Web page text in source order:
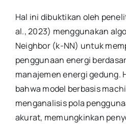
Hal ini dibuktikan oleh
al., 2023) menggunakan
Neighbor (k-NN) untuk
penggunaan energi
manajemen energi gedung.
bahwa model berbasis
menganalisis pola
akurat, memungkinkan